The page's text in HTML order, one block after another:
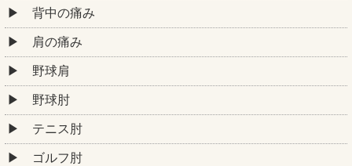
背中の痛み
肩の痛み
野球肩
野球肘
テニス肘
ゴルフ肘